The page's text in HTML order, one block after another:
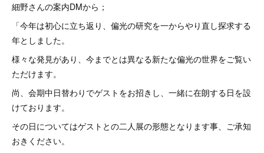
細野さんの案内DMから；
「今年は初心に立ち返り、偏光の研究を一からやり直し探求する
年としました。
様々な発見があり、今までとは異なる新たな偏光の世界をご覧い
ただけます。
尚、会期中日替わりでゲストをお招きし、一緒に在朗する日を設
けております。
その日についてはゲストとの二人展の形態となります事、ご承知
おきください。